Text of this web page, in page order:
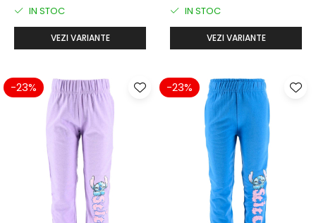
IN STOC
VEZI VARIANTE
IN STOC
VEZI VARIANTE
-23% -23%